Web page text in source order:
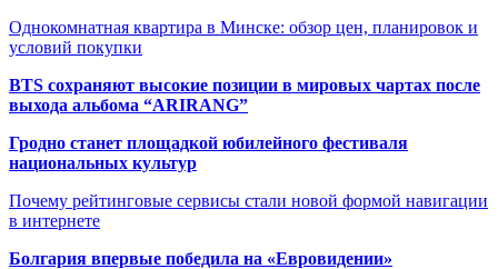
Однокомнатная квартира в Минске: обзор цен, планировок и
условий покупки
BTS сохраняют высокие позиции в мировых чартах после
выхода альбома “ARIRANG”
Гродно станет площадкой юбилейного фестиваля
национальных культур
Почему рейтинговые сервисы стали новой формой навигации
в интернете
Болгария впервые победила на «Евровидении»